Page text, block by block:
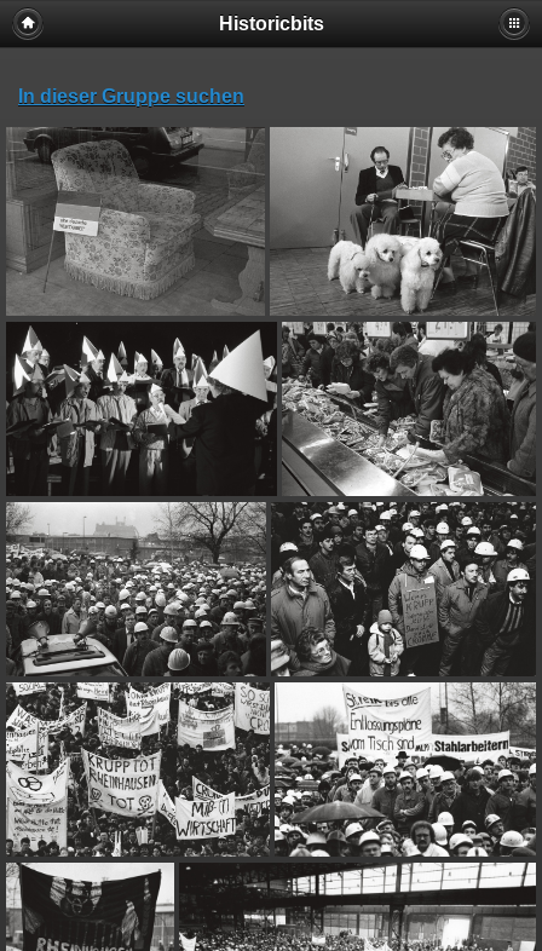
Historicbits
In dieser Gruppe suchen